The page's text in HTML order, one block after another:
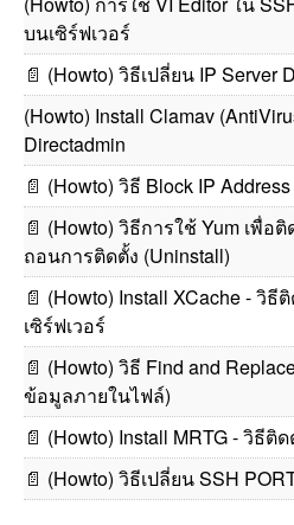
บนเซิร์ฟเวอร์
📄 (Howto) วิธีเปลี่ยน IP Server
(Howto) Install Clamav
Directadmin
📄 (Howto) วิธี Block IP
📄 (Howto) วิธีการใช้ Yum เพื่อ
ถอนการติดตั้ง (Uninstall)
📄 (Howto) Install XCache - วิธี
เซิร์ฟเวอร์
📄 (Howto) วิธี Find and
ข้อมูลภายในไฟล์)
📄 (Howto) Install MRTG - วิธีติ
📄 (Howto) วิธีเปลี่ยน SSH